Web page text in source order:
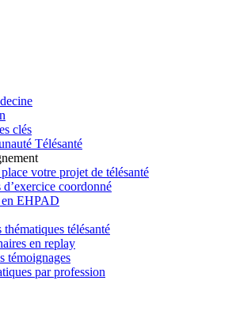
clés
Télésanté
votre projet de télésanté
d’exercice coordonné
en EHPAD
télésanté
en replay
témoignages
par profession